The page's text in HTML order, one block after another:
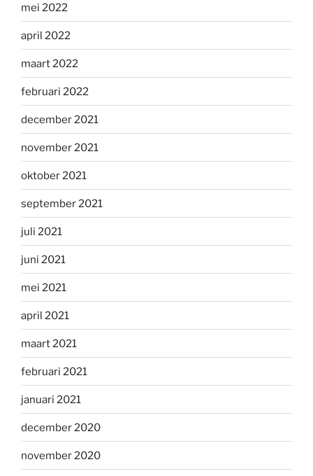
mei 2022
april 2022
maart 2022
februari 2022
december 2021
november 2021
oktober 2021
september 2021
juli 2021
juni 2021
mei 2021
april 2021
maart 2021
februari 2021
januari 2021
december 2020
november 2020